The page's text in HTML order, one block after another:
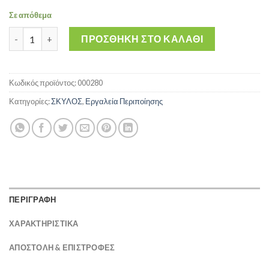
Σε απόθεμα
PELLO DOG NAIL CLIPPER SMALL - Νυχοκόπτης για σκύλους
ΠΡΟΣΘΉΚΗ ΣΤΟ ΚΑΛΆΘΙ
Κωδικός προϊόντος:000280
Κατηγορίες:ΣΚΥΛΟΣ, Εργαλεία Περιποίησης
ΠΕΡΙΓΡΑΦΗ
ΧΑΡΑΚΤΗΡΙΣΤΙΚΑ
ΑΠΟΣΤΟΛΉ & ΕΠΙΣΤΡΟΦΈΣ